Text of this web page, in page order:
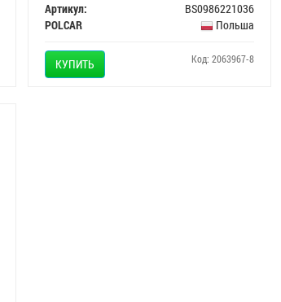
Артикул:
BS0986221036
POLCAR
Польша
КУПИТЬ Код: 2063967-8